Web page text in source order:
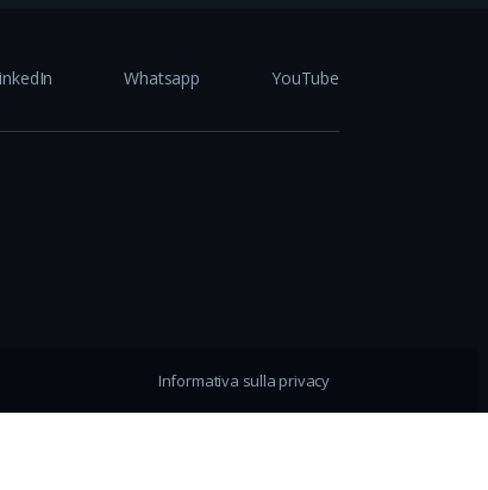
Whatsapp YouTube
Informativa sulla privacy